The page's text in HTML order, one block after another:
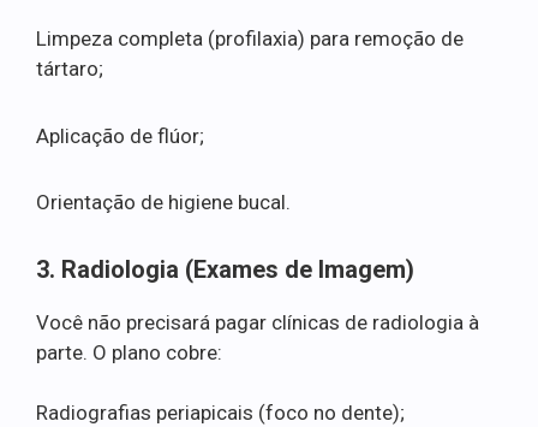
Limpeza completa (profilaxia) para remoção de
tártaro;
Aplicação de flúor;
Orientação de higiene bucal.
3. Radiologia (Exames de Imagem)
Você não precisará pagar clínicas de radiologia à
parte. O plano cobre:
Radiografias periapicais (foco no dente);